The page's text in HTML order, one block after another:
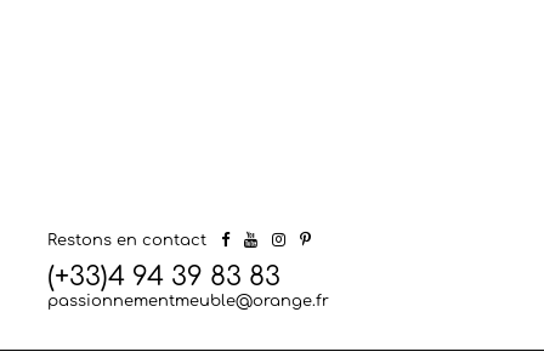
Restons en contact
(+33)4 94 39 83 83
passionnementmeuble@orange.fr